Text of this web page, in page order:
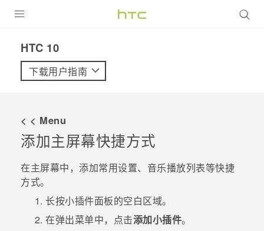
VIVE
支持帮助
在线客服
HTC 10‎
下载用户指南
< < Menu
添加主屏幕快捷方式
在主屏幕中，添加常用设置、音乐播放列表等快捷
方式。
长按小插件面板的空白区域。
在弹出菜单中，点击添加小插件。